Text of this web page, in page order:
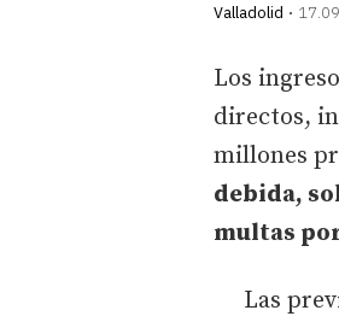
Valladolid
Los
directos,
millones
debida,
multas
Las